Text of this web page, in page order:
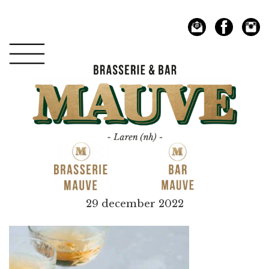
hoofdnavigatie
hoofd
inhoud
Mauve
29 december 2022